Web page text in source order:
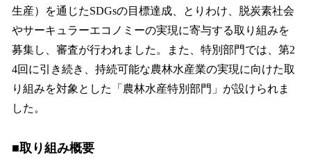
生産）を通じたSDGsの目標達成、とりわけ、脱炭素社会
やサーキュラーエコノミーの実現に寄与する取り組みを
募集し、審査が行われました。また、特別部門では、第2
4回に引き続き、持続可能な農林水産業の実現に向けた取
り組みを対象とした「農林水産特別部門」が設けられま
した。
■取り組み概要